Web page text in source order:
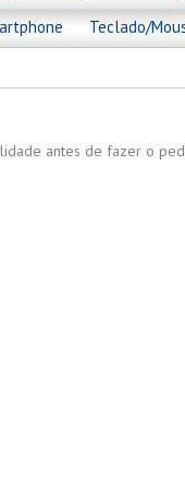
Teclado/
antes de fazer o